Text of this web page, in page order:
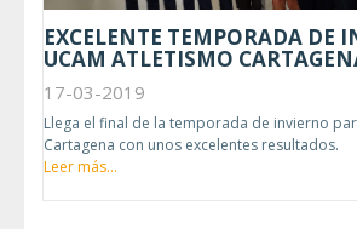
EXCELENTE TEMPORADA DE
UCAM ATLETISMO
17-03-2019
Llega el final de la temporada de invierno
Cartagena con unos excelentes resultados.
Leer más...